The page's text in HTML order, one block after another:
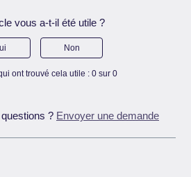
vous a-t-il été utile ?
Non
ont trouvé cela utile : 0 sur 0
? Envoyer une demande